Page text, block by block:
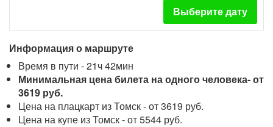
Выберите дату
Информация о маршруте
Время в пути - 21ч 42мин
Минимальная цена билета на одного человека- от
3619 руб.
Цена на плацкарт из Томск - от 3619 руб.
Цена на купе из Томск - от 5544 руб.